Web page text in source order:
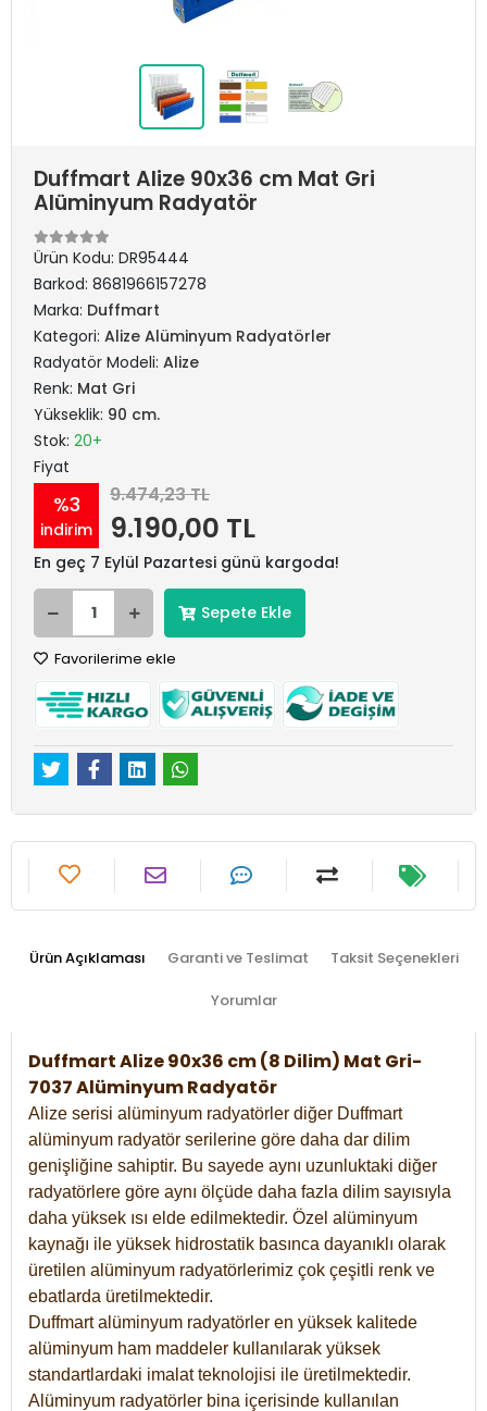
Duffmart Alize 90x36 cm Mat Gri
Alüminyum Radyatör
Ürün Kodu: DR95444
Barkod: 8681966157278
Marka: Duffmart
Kategori: Alize Alüminyum Radyatörler
Radyatör Modeli: Alize
Renk: Mat Gri
Yükseklik: 90 cm.
Stok: 20+
Fiyat
%3
indirim
9.474,23 TL
9.190,00 TL
En geç 7 Eylül Pazartesi günü kargoda!
Sepete Ekle
Favorilerime ekle
Ürün Açıklaması Garanti ve Teslimat Taksit Seçenekleri
Yorumlar
Duffmart Alize 90x36 cm (8 Dilim) Mat Gri-
7037 Alüminyum Radyatör
Alize serisi alüminyum radyatörler diğer Duffmart
alüminyum radyatör serilerine göre daha dar dilim
genişliğine sahiptir. Bu sayede aynı uzunluktaki diğer
radyatörlere göre aynı ölçüde daha fazla dilim sayısıyla
daha yüksek ısı elde edilmektedir. Özel alüminyum
kaynağı ile yüksek hidrostatik basınca dayanıklı olarak
üretilen alüminyum radyatörlerimiz çok çeşitli renk ve
ebatlarda üretilmektedir.
Duffmart alüminyum radyatörler en yüksek kalitede
alüminyum ham maddeler kullanılarak yüksek
standartlardaki imalat teknolojisi ile üretilmektedir.
Alüminyum radyatörler bina içerisinde kullanılan